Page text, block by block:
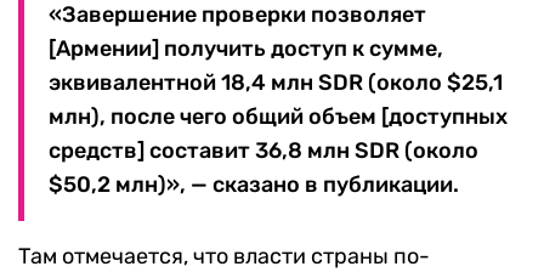
«Завершение проверки позволяет
[Армении] получить доступ к сумме,
эквивалентной 18,4 млн SDR (около $25,1
млн), после чего общий объем [доступных
средств] составит 36,8 млн SDR (около
$50,2 млн)», — сказано в публикации.
Там отмечается, что власти страны по-